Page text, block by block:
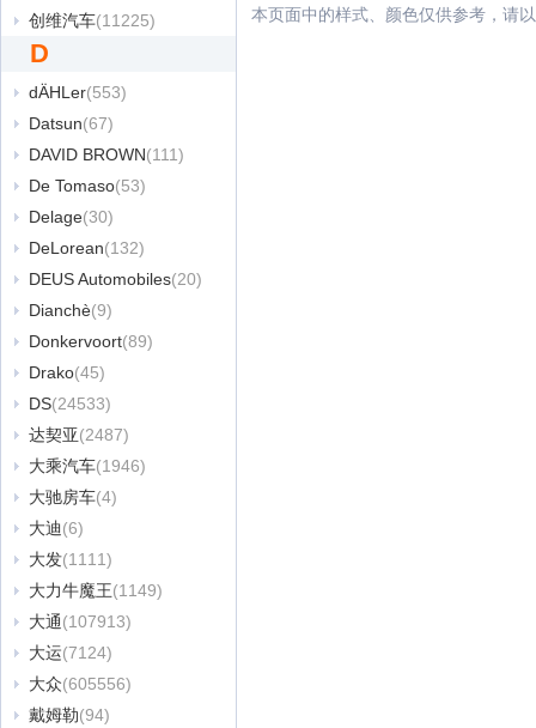
创维汽车(11225)
D
dÄHLer(553)
Datsun(67)
DAVID BROWN(111)
De Tomaso(53)
Delage(30)
DeLorean(132)
DEUS Automobiles(20)
Dianchè(9)
Donkervoort(89)
Drako(45)
DS(24533)
达契亚(2487)
大乘汽车(1946)
大驰房车(4)
大迪(6)
大发(1111)
大力牛魔王(1149)
大通(107913)
大运(7124)
大众(605556)
戴姆勒(94)
本页面中的样式、颜色仅供参考，请